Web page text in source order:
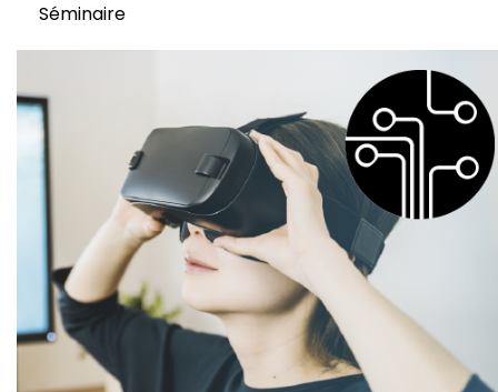
Séminaire